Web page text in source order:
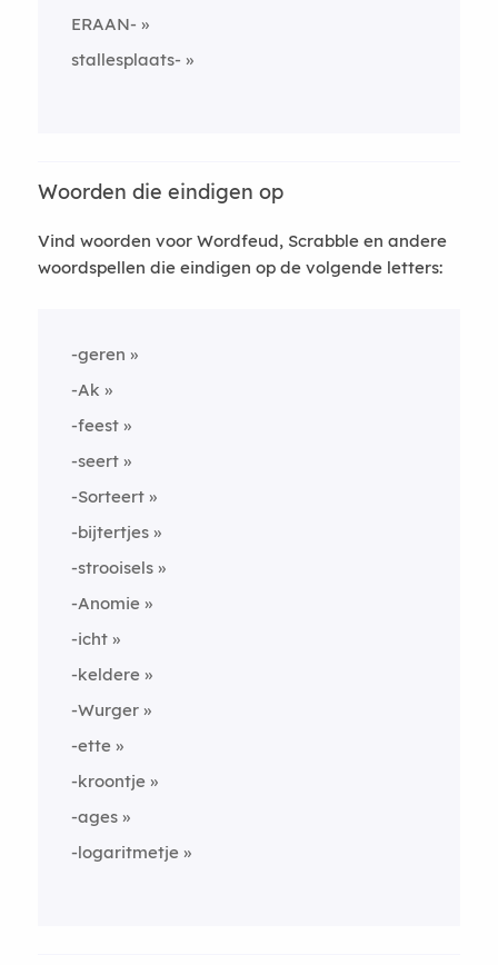
ERAAN-
stallesplaats-
Woorden die eindigen op
Vind woorden voor Wordfeud, Scrabble en andere
woordspellen die eindigen op de volgende letters:
-geren
-Ak
-feest
-seert
-Sorteert
-bijtertjes
-strooisels
-Anomie
-icht
-keldere
-Wurger
-ette
-kroontje
-ages
-logaritmetje